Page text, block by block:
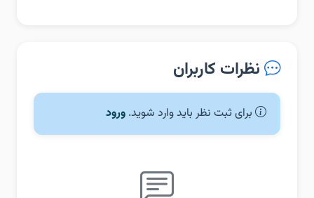
نظرات کاربران
برای ثبت نظر باید وارد شوید. ورود